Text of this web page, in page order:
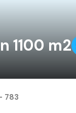
1100 m2
783